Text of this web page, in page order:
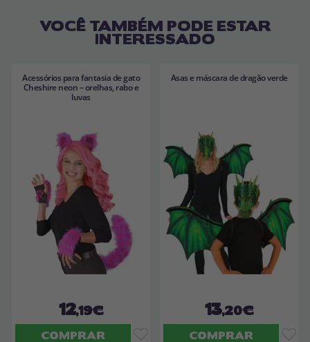
VOCÊ TAMBÉM PODE ESTAR
INTERESSADO
Acessórios para fantasia de gato
Cheshire neon – orelhas, rabo e
luvas
12,19€
COMPRAR
Asas e máscara de dragão verde
13,20€
COMPRAR